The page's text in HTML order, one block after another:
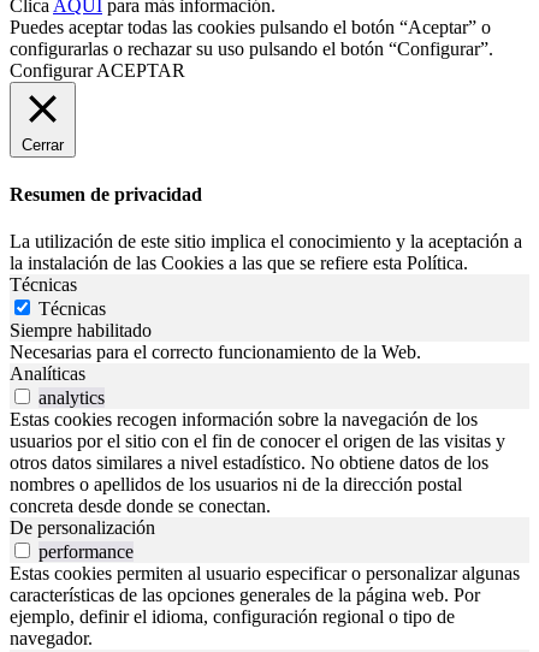
Clica AQUÍ para más información.
Puedes aceptar todas las cookies pulsando el botón “Aceptar” o
configurarlas o rechazar su uso pulsando el botón “Configurar”.
Configurar ACEPTAR
Cerrar
Resumen de privacidad
La utilización de este sitio implica el conocimiento y la aceptación a
la instalación de las Cookies a las que se refiere esta Política.
Técnicas
Técnicas
Siempre habilitado
Necesarias para el correcto funcionamiento de la Web.
Analíticas
analytics
Estas cookies recogen información sobre la navegación de los
usuarios por el sitio con el fin de conocer el origen de las visitas y
otros datos similares a nivel estadístico. No obtiene datos de los
nombres o apellidos de los usuarios ni de la dirección postal
concreta desde donde se conectan.
De personalización
performance
Estas cookies permiten al usuario especificar o personalizar algunas
características de las opciones generales de la página web. Por
ejemplo, definir el idioma, configuración regional o tipo de
navegador.